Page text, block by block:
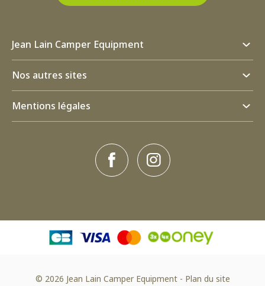
Jean Lain Camper Equipment
Nos autres sites
Mentions légales
© 2026 Jean Lain Camper Equipment - Plan du site